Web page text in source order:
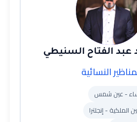
الفتاح السنيطي
النسائية
- عين شمس
الملكية - إنجلترا